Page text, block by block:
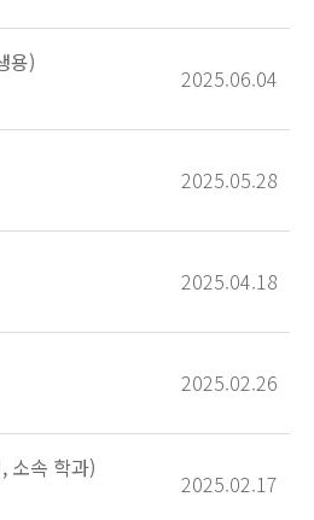
용)
2025.06.04
2025.05.28
2025.04.18
2025.02.26
소속 학과)
2025.02.17